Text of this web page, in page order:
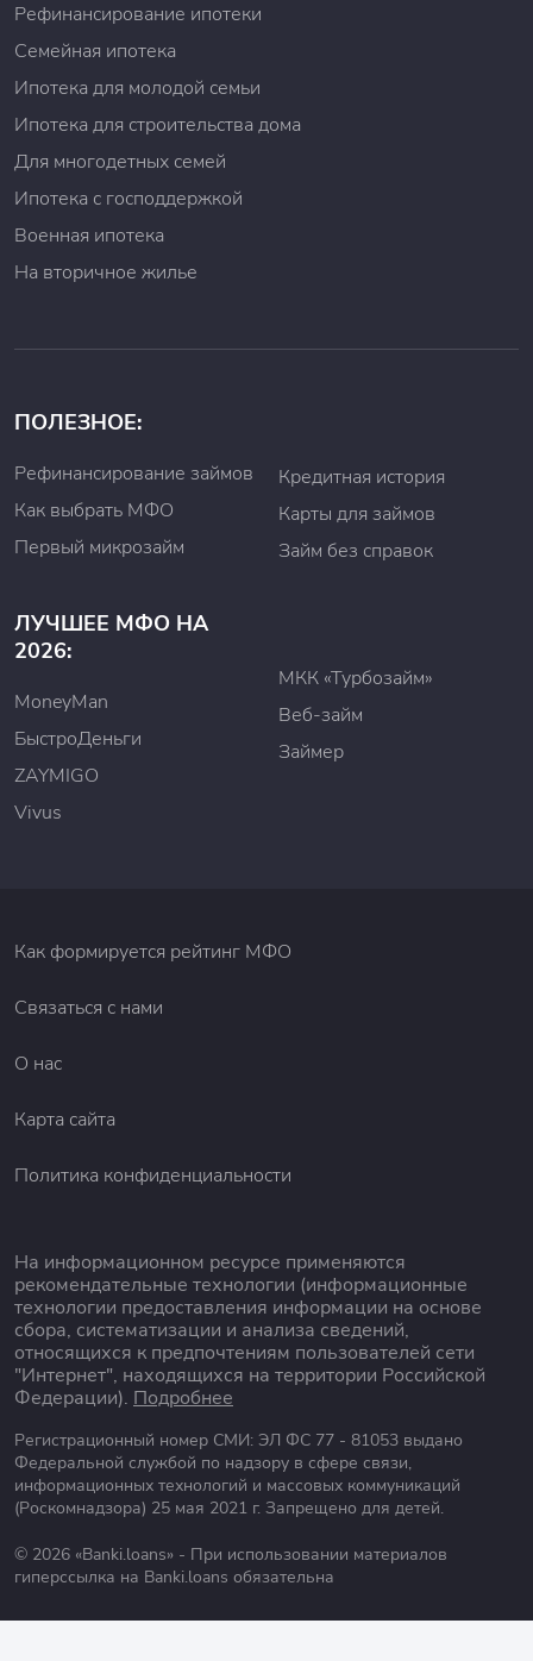
Рефинансирование ипотеки
Семейная ипотека
Ипотека для молодой семьи
Ипотека для строительства дома
Для многодетных семей
Ипотека с господдержкой
Военная ипотека
На вторичное жилье
ПОЛЕЗНОЕ:
Рефинансирование займов
Как выбрать МФО
Первый микрозайм
Кредитная история
Карты для займов
Займ без справок
ЛУЧШЕЕ МФО НА
2026:
MoneyMan
БыстроДеньги
ZAYMIGO
Vivus
МКК «Турбозайм»
Веб-займ
Займер
Как формируется рейтинг МФО
Связаться с нами
О нас
Карта сайта
Политика конфиденциальности
На информационном ресурсе применяются
рекомендательные технологии (информационные
технологии предоставления информации на основе
сбора, систематизации и анализа сведений,
относящихся к предпочтениям пользователей сети
"Интернет", находящихся на территории Российской
Федерации). Подробнее
Регистрационный номер СМИ: ЭЛ ФС 77 - 81053 выдано
Федеральной службой по надзору в сфере связи,
информационных технологий и массовых коммуникаций
(Роскомнадзора) 25 мая 2021 г. Запрещено для детей.
© 2026 «Banki.loans» - При использовании материалов
гиперссылка на Banki.loans обязательна